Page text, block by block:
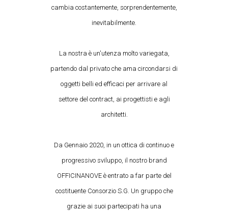
cambia costantemente, sorprendentemente,
inevitabilmente.
La nostra è un'utenza molto variegata,
partendo dal privato che ama circondarsi di
oggetti belli ed efficaci per arrivare al
settore del contract, ai progettisti e agli
architetti.
Da Gennaio 2020, in un ottica di continuo e
progressivo sviluppo, il nostro brand
OFFICINANOVE è entrato a far parte del
costituente Consorzio S.G. Un gruppo che
grazie ai suoi partecipati ha una